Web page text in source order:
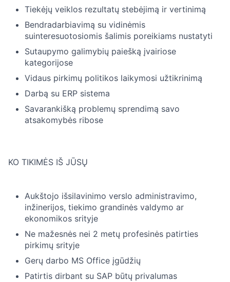
Tiekėjų veiklos rezultatų stebėjimą ir vertinimą
Bendradarbiavimą su vidinėmis
suinteresuotosiomis šalimis poreikiams nustatyti
Sutaupymo galimybių paiešką įvairiose
kategorijose
Vidaus pirkimų politikos laikymosi užtikrinimą
Darbą su ERP sistema
Savarankišką problemų sprendimą savo
atsakomybės ribose
KO TIKIMĖS IŠ JŪSŲ
Aukštojo išsilavinimo verslo administravimo,
inžinerijos, tiekimo grandinės valdymo ar
ekonomikos srityje
Ne mažesnės nei 2 metų profesinės patirties
pirkimų srityje
Gerų darbo MS Office įgūdžių
Patirtis dirbant su SAP būtų privalumas